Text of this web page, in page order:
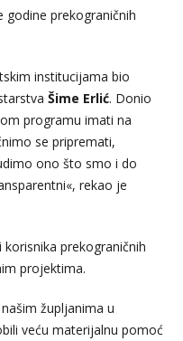
godine prekograničnih
institucijama bio
Šime Erlić. Donio
programu imati na
se pripremati,
ono što smo i do
rekao je
prekograničnih
projektima.
župljanima u
veću materijalnu pomoć